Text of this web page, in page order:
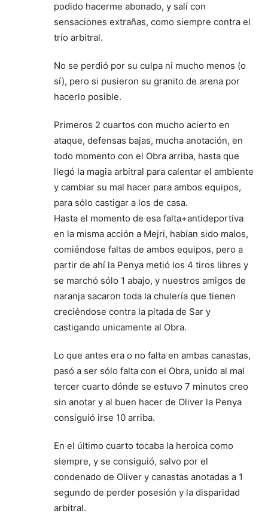
podido hacerme abonado, y salí con
sensaciones extrañas, como siempre contra el
trío arbitral.
No se perdió por su culpa ni mucho menos (o
sí), pero si pusieron su granito de arena por
hacerlo posible.
Primeros 2 cuartos con mucho acierto en
ataque, defensas bajas, mucha anotación, en
todo momento con el Obra arriba, hasta que
llegó la magia arbitral para calentar el ambiente
y cambiar su mal hacer para ambos equipos,
para sólo castigar a los de casa.
Hasta el momento de esa falta+antideportiva
en la misma acción a Mejri, habían sido malos,
comiéndose faltas de ambos equipos, pero a
partir de ahí la Penya metió los 4 tiros libres y
se marchó sólo 1 abajo, y nuestros amigos de
naranja sacaron toda la chulería que tienen
creciéndose contra la pitada de Sar y
castigando unicamente al Obra.
Lo que antes era o no falta en ambas canastas,
pasó a ser sólo falta con el Obra, unido al mal
tercer cuarto dónde se estuvo 7 minutos creo
sin anotar y al buen hacer de Oliver la Penya
consiguió irse 10 arriba.
En el último cuarto tocaba la heroica como
siempre, y se consiguió, salvo por el
condenado de Oliver y canastas anotadas a 1
segundo de perder posesión y la disparidad
arbitral.